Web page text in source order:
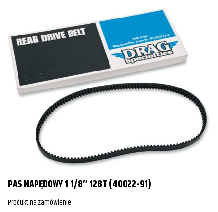
PAS NAPĘDOWY 1 1/8″ 128T (40022-91)
Produkt na zamówienie